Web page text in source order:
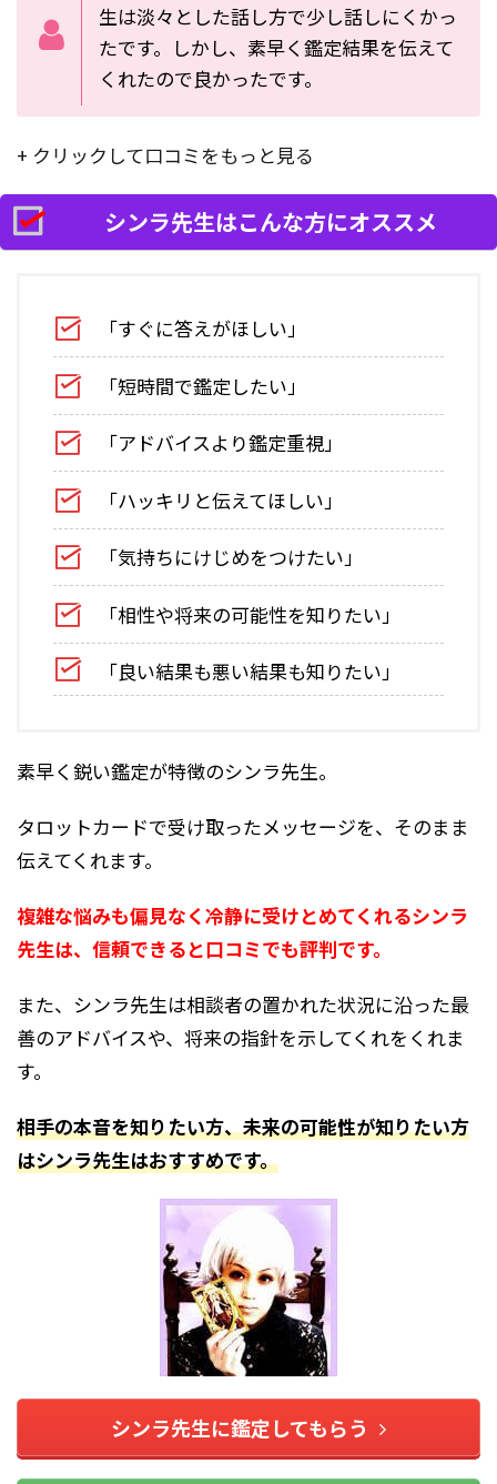
生は淡々とした話し方で少し話しにくかっ
たです。しかし、素早く鑑定結果を伝えて
くれたので良かったです。
+ クリックして口コミをもっと見る
シンラ先生はこんな方にオススメ
「すぐに答えがほしい」
「短時間で鑑定したい」
「アドバイスより鑑定重視」
「ハッキリと伝えてほしい」
「気持ちにけじめをつけたい」
「相性や将来の可能性を知りたい」
「良い結果も悪い結果も知りたい」
素早く鋭い鑑定が特徴のシンラ先生。
タロットカードで受け取ったメッセージを、そのまま
伝えてくれます。
複雑な悩みも偏見なく冷静に受けとめてくれるシンラ
先生は、信頼できると口コミでも評判です。
また、シンラ先生は相談者の置かれた状況に沿った最
善のアドバイスや、将来の指針を示してくれをくれま
す。
相手の本音を知りたい方、未来の可能性が知りたい方
はシンラ先生はおすすめです。
シンラ先生に鑑定してもらう